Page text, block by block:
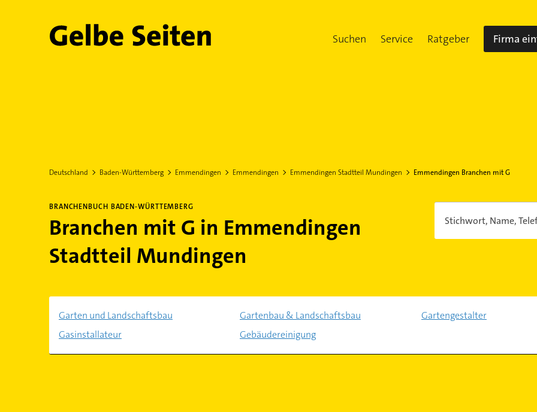
Gelbe Seiten Suchen Service Ratgeber Firma
Deutschland Baden-Württemberg Emmendingen Emmendingen Emmendingen Stadtteil Mundingen Emmendingen Branchen mit G
BRANCHENBUCH BADEN-WÜRTTEMBERG
Branchen mit G in Emmendingen
Stadtteil Mundingen
Stichwort, Name,
Garten und Landschaftsbau Gartenbau & Landschaftsbau
Gartengestalter
Gasinstallateur
Gebäudereinigung